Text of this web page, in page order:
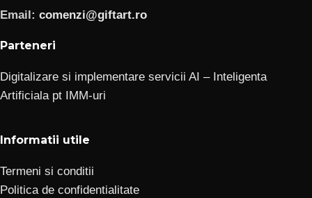
Email: comenzi@giftart.ro
Parteneri
Digitalizare si implementare servicii AI – Inteligenta
Artificiala pt IMM-uri
Informatii utile
Termeni si conditii
Politica de confidentialitate